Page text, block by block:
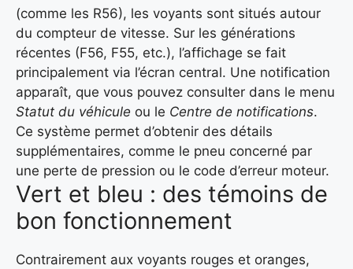
(comme les R56), les voyants sont situés autour
du compteur de vitesse. Sur les générations
récentes (F56, F55, etc.), l’affichage se fait
principalement via l’écran central. Une notification
apparaît, que vous pouvez consulter dans le menu
Statut du véhicule ou le Centre de notifications.
Ce système permet d’obtenir des détails
supplémentaires, comme le pneu concerné par
une perte de pression ou le code d’erreur moteur.
Vert et bleu : des témoins de
bon fonctionnement
Contrairement aux voyants rouges et oranges,